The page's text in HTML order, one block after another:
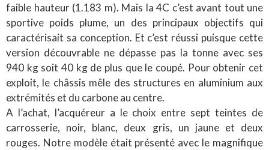
faible hauteur (1.183 m). Mais la 4C c’est avant tout une
sportive poids plume, un des principaux objectifs qui
caractérisait sa conception. Et c’est réussi puisque cette
version découvrable ne dépasse pas la tonne avec ses
940 kg soit 40 kg de plus que le coupé. Pour obtenir cet
exploit, le châssis mêle des structures en aluminium aux
extrémités et du carbone au centre.
A l’achat, l’acquéreur a le choix entre sept teintes de
carrosserie, noir, blanc, deux gris, un jaune et deux
rouges. Notre modèle était présenté avec le magnifique